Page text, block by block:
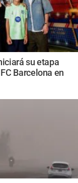
su etapa
Barcelona en